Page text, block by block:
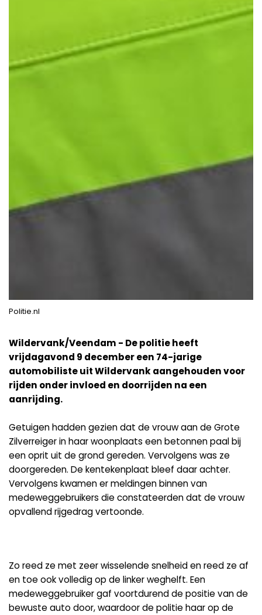
Politie.nl
Wildervank/Veendam - De politie heeft
vrijdagavond 9 december een 74-jarige
automobiliste uit Wildervank aangehouden voor
rijden onder invloed en doorrijden na een
aanrijding.
Getuigen hadden gezien dat de vrouw aan de Grote
Zilverreiger in haar woonplaats een betonnen paal bij
een oprit uit de grond gereden. Vervolgens was ze
doorgereden. De kentekenplaat bleef daar achter.
Vervolgens kwamen er meldingen binnen van
medeweggebruikers die constateerden dat de vrouw
opvallend rijgedrag vertoonde.
Zo reed ze met zeer wisselende snelheid en reed ze af
en toe ook volledig op de linker weghelft. Een
medeweggebruiker gaf voortdurend de positie van de
bewuste auto door, waardoor de politie haar op de